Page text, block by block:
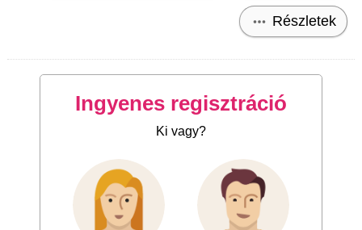
Részletek
Ingyenes regisztráció
Ki vagy?